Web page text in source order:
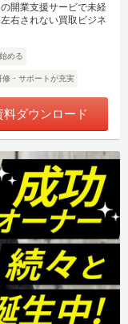
開業支援サービで未経
右されない買取ビジネ
める
修・サポートが充実
料ダウンロード